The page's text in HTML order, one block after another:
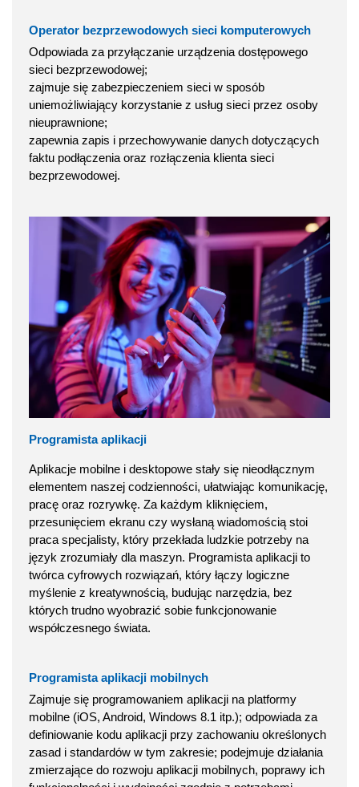
Operator bezprzewodowych sieci komputerowych
Odpowiada za przyłączanie urządzenia dostępowego
sieci bezprzewodowej;
zajmuje się zabezpieczeniem sieci w sposób
uniemożliwiający korzystanie z usług sieci przez osoby
nieuprawnione;
zapewnia zapis i przechowywanie danych dotyczących
faktu podłączenia oraz rozłączenia klienta sieci
bezprzewodowej.
Programista aplikacji
Aplikacje mobilne i desktopowe stały się nieodłącznym
elementem naszej codzienności, ułatwiając komunikację,
pracę oraz rozrywkę. Za każdym kliknięciem,
przesunięciem ekranu czy wysłaną wiadomością stoi
praca specjalisty, który przekłada ludzkie potrzeby na
język zrozumiały dla maszyn. Programista aplikacji to
twórca cyfrowych rozwiązań, który łączy logiczne
myślenie z kreatywnością, budując narzędzia, bez
których trudno wyobrazić sobie funkcjonowanie
współczesnego świata.
Programista aplikacji mobilnych
Zajmuje się programowaniem aplikacji na platformy
mobilne (iOS, Android, Windows 8.1 itp.); odpowiada za
definiowanie kodu aplikacji przy zachowaniu określonych
zasad i standardów w tym zakresie; podejmuje działania
zmierzające do rozwoju aplikacji mobilnych, poprawy ich